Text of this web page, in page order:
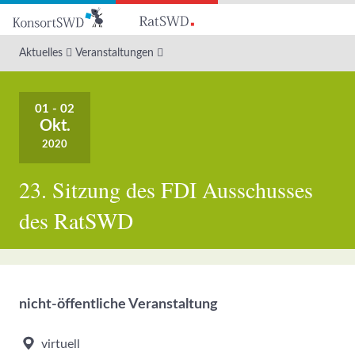
Hauptinhalt
Aktuelles Veranstaltungen
01 - 02
Okt.
2020
23. Sitzung des FDI Ausschusses
des RatSWD
nicht-öffentliche Veranstaltung
virtuell